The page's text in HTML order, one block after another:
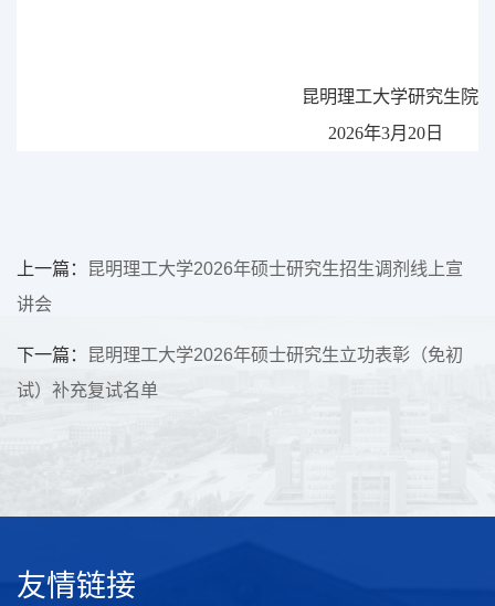
昆明理工大学研究生院
2026年3月 20 日
上一篇：
昆明理工大学2026年硕士研究生招生调剂线上宣
讲会
下一篇：
昆明理工大学2026年硕士研究生立功表彰（免初
试）补充复试名单
友情链接